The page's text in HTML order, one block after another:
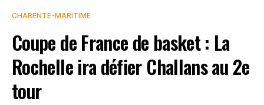
CHARENTE-MARITIME
Coupe de France de basket : La
Rochelle ira défier Challans au 2e
tour